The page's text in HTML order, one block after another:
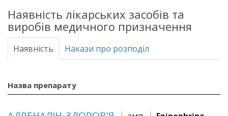
Наявність лікарських засобів та
виробів медичного призначення
Наявність Накази про розподіл
Назва препарату